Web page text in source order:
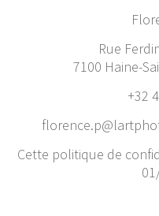
Rue
7100 Haine-
+32
Cette politique de